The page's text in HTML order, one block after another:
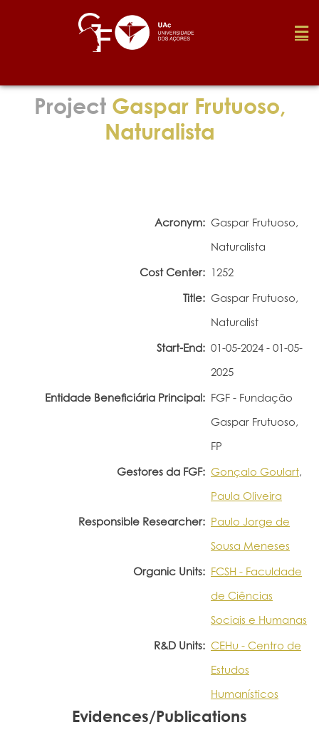
Foundation
ProjectGaspar Frutuoso,
Naturalista
Acronym: Gaspar Frutuoso,
Naturalista
Cost Center: 1252
Title: Gaspar Frutuoso,
Naturalist
Start-End: 01-05-2024 - 01-05-
2025
Entidade Beneficiária Principal: FGF - Fundação
Gaspar Frutuoso,
FP
Gestores da FGF: Gonçalo Goulart,
Paula Oliveira
Responsible Researcher: Paulo Jorge de
Sousa Meneses
Organic Units: FCSH - Faculdade
de Ciências
Sociais e Humanas
R&D Units: CEHu - Centro de
Estudos
Humanísticos
Evidences/Publications